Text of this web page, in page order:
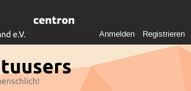
Anmelden Registrieren